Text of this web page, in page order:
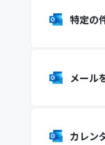
特定の
メール
カレン